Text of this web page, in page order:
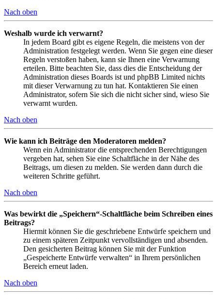
Nach oben
Weshalb wurde ich verwarnt?
In jedem Board gibt es eigene Regeln, die meistens von der
Administration festgelegt werden. Wenn Sie gegen eine dieser
Regeln verstoßen haben, kann sie Ihnen eine Verwarnung
erteilen. Bitte beachten Sie, dass dies die Entscheidung der
Administration dieses Boards ist und phpBB Limited nichts
mit dieser Verwarnung zu tun hat. Kontaktieren Sie einen
Administrator, sofern Sie sich die nicht sicher sind, wieso Sie
verwarnt wurden.
Nach oben
Wie kann ich Beiträge den Moderatoren melden?
Wenn ein Administrator die entsprechenden Berechtigungen
vergeben hat, sehen Sie eine Schaltfläche in der Nähe des
Beitrags, um diesen zu melden. Sie werden dann durch die
weiteren Schritte geführt.
Nach oben
Was bewirkt die „Speichern“-Schaltfläche beim Schreiben eines
Beitrags?
Hiermit können Sie die geschriebene Entwürfe speichern und
zu einem späteren Zeitpunkt vervollständigen und absenden.
Den gesicherten Beitrag können Sie mit der Funktion
„Gespeicherte Entwürfe verwalten“ in Ihrem persönlichen
Bereich erneut laden.
Nach oben